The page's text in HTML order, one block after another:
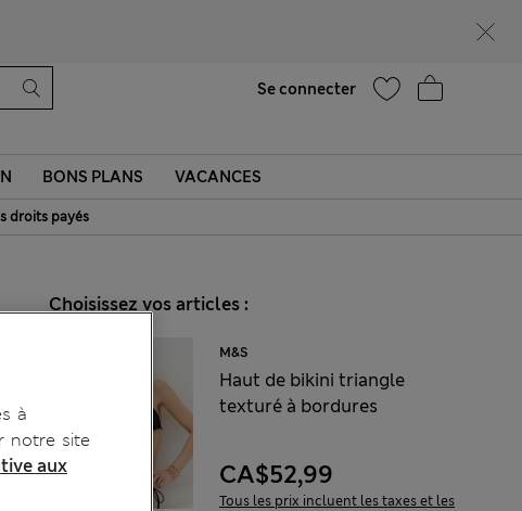
Se connecter
BONS PLANS VACANCES
droits payés
Choisissez vos articles :
M&S
Haut de bikini triangle
texturé à bordures
CA$52,99
Tous les prix incluent les taxes et les
à
notre site
aux